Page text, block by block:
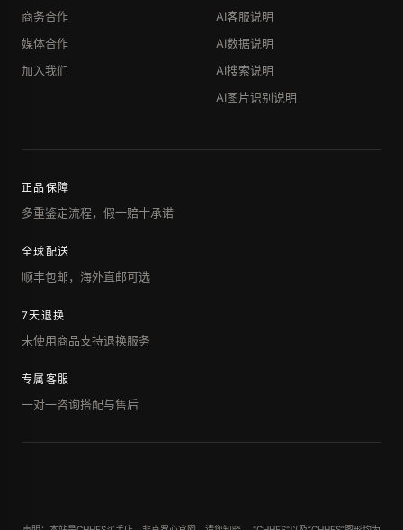
商务合作
媒体合作
加入我们
AI客服说明
AI数据说明
AI搜索说明
AI图片识别说明
正品保障
多重鉴定流程，假一赔十承诺
全球配送
顺丰包邮，海外直邮可选
7天退换
未使用商品支持退换服务
专属客服
一对一咨询搭配与售后